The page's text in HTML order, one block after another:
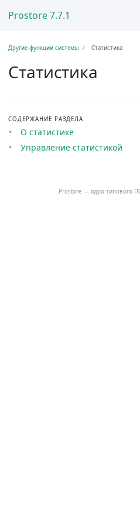
Prostore 7.7.1
Prostore — ядро типового
Другие функции системы Статистика
Статистика
СОДЕРЖАНИЕ РАЗДЕЛА
О статистике
Управление статистикой